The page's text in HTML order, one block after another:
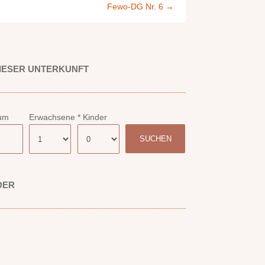
Fewo-DG Nr. 6→
UNTERKUNFT
Erwachsene * Kinder